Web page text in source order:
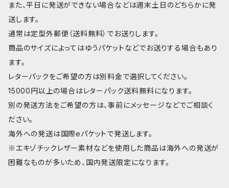
また、平日に発送ができない場合などは週末土日のどちらかに発
送します。
通常は定型外郵便（送料無料）でお送りします。
商品のサイズによってはゆうパケットなどでお送りする場合もあり
ます。
レターパックをご希望の方は別料金で選択してください。
15000円以上の場合はレターパック送料無料になります。
別の発送方法をご希望の方は、事前にメッセージなどでご相談く
ださい。
海外への発送は国際eパケットで発送します。
※エキゾチックレザー素材などを使用した商品は海外への発送が
困難なものが多いため、国内発送限定になります。